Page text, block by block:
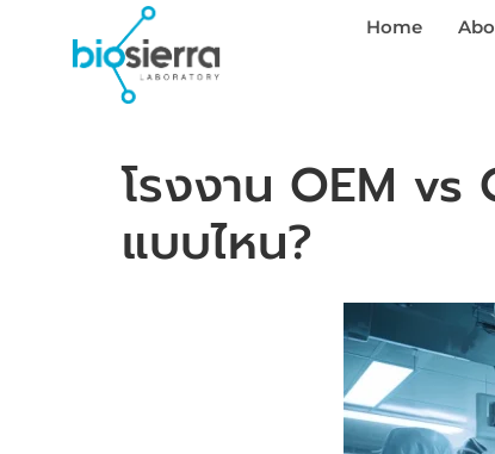
Home
โรงงาน OEM vs
แบบไหน?